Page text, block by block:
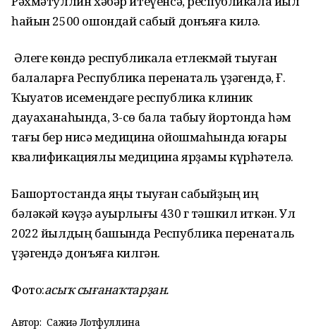
һайын 2500 ошондай сабый донъяға килә.
Әлеге көндә республикала етлекмәй тыуған
балаларға Республика перенаталь үҙәгендә, Ғ.
Ҡыуатов исемендәге республика клиник
дауаханаһында, 3-сө бала табыу йортонда һәм
тағы бер нисә медицина ойошмаһында юғары
квалификациялы медицина ярҙамы күрһәтелә.
Башҡортостанда яңы тыуған сабыйҙың иң
бәләкәй кәүҙә ауырлығы 430 г тәшкил иткән. Ул
2022 йылдың башында Республика перенаталь
үҙәгендә донъяға килгән.
Фото:асыҡ сығанаҡтарҙан.
Автор: Сажиҙә Лотфуллина